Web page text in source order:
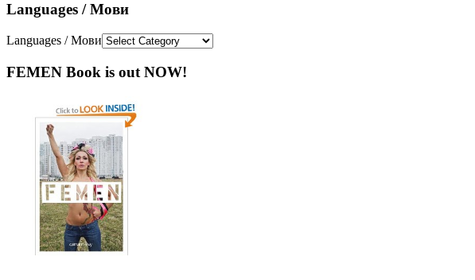
Languages / Мови
Languages / Мови
FEMEN Book is out NOW!